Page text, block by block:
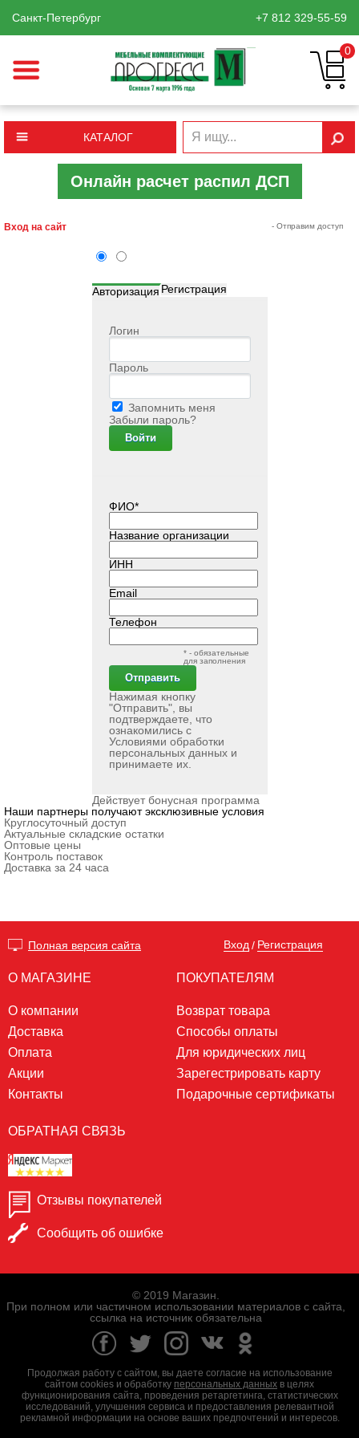
Санкт-Петербург +7 812 329-55-59
0
КАТАЛОГ
Онлайн расчет распил ДСП
Вход на сайт
Авторизация Регистрация
Логин
Пароль
Запомнить меня
Забыли пароль?
ФИО*
Название организации
ИНН
Email
- Отправим доступ
Телефон
* - обязательные
для заполнения
Нажимая кнопку
"Отправить", вы
подтверждаете, что
ознакомились с
Условиями обработки
персональных данныхи
принимаете их.
Действует бонусная программа
Наши партнеры получают эксклюзивные условия
Круглосуточный доступ
Актуальные складские остатки
Оптовые цены
Контроль поставок
Доставка за 24 часа
Полная версия сайта Вход / Регистрация
О МАГАЗИНЕ
О компании
Доставка
Оплата
Акции
Контакты
ПОКУПАТЕЛЯМ
Возврат товара
Способы оплаты
Для юридических лиц
Зарегестрировать карту
Подарочные сертификаты
ОБРАТНАЯ СВЯЗЬ
Отзывы покупателей
Сообщить об ошибке
© 2019 Магазин.
При полном или частичном использовании материалов с сайта,
ссылка на источник обязательна
Продолжая работу с сайтом, вы даете согласие на использование
сайтом cookies и обработку персональных данных в целях
функционирования сайта, проведения ретаргетинга, статистических
исследований, улучшения сервиса и предоставления релевантной
рекламной информации на основе ваших предпочтений и интересов.